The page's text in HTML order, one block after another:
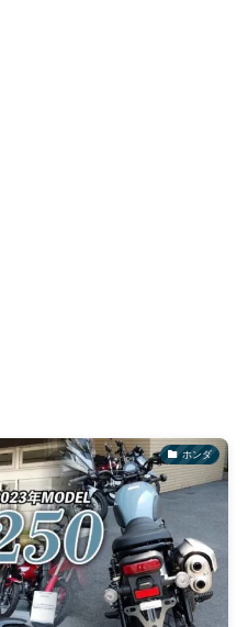
ホンダ